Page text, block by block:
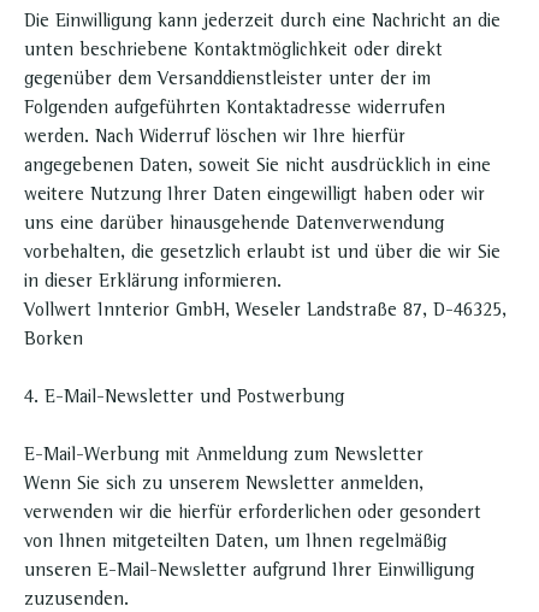
Die Einwilligung kann jederzeit durch eine Nachricht an die
unten beschriebene Kontaktmöglichkeit oder direkt
gegenüber dem Versanddienstleister unter der im
Folgenden aufgeführten Kontaktadresse widerrufen
werden. Nach Widerruf löschen wir Ihre hierfür
angegebenen Daten, soweit Sie nicht ausdrücklich in eine
weitere Nutzung Ihrer Daten eingewilligt haben oder wir
uns eine darüber hinausgehende Datenverwendung
vorbehalten, die gesetzlich erlaubt ist und über die wir Sie
in dieser Erklärung informieren.
Vollwert Innterior GmbH, Weseler Landstraße 87, D-46325,
Borken
4. E-Mail-Newsletter und Postwerbung
E-Mail-Werbung mit Anmeldung zum Newsletter
Wenn Sie sich zu unserem Newsletter anmelden,
verwenden wir die hierfür erforderlichen oder gesondert
von Ihnen mitgeteilten Daten, um Ihnen regelmäßig
unseren E-Mail-Newsletter aufgrund Ihrer Einwilligung
zuzusenden.